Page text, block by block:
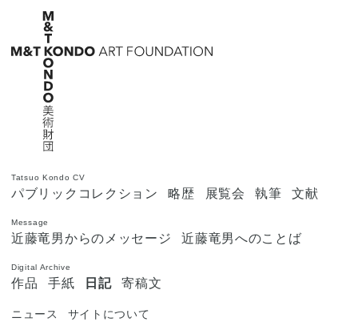
Tatsuo Kondo CV
パブリックコレクション 略歴 展覧会 執筆 文献
Message
近藤竜男からのメッセージ 近藤竜男へのことば
Digital Archive
作品 手紙 日記 寄稿文
ニュース サイトについて